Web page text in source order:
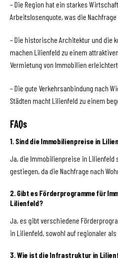
– Die Region hat ein starkes
Arbeitslosenquote, was die
– Die historische Architektur und die
machen Lilienfeld zu einem
Vermietung von Immobilien
– Die gute Verkehrsanbindung nach
Städten macht Lilienfeld zu einem
FAQs
1. Sind die Immobilienpreise in
Ja, die Immobilienpreise in Lilienfeld
gestiegen, da die Nachfrage nach
2. Gibt es Förderprogramme für
Lilienfeld?
Ja, es gibt verschiedene
in Lilienfeld, sowohl auf regionaler
3. Wie ist die Infrastruktur in